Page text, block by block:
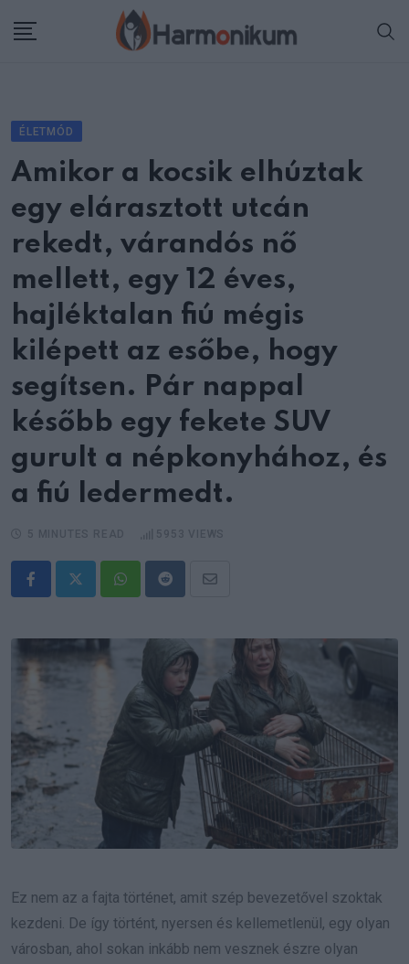
ÉLETMÓD
Amikor a kocsik elhúztak
egy elárasztott utcán
rekedt, várandós nő
mellett, egy 12 éves,
hajléktalan fiú mégis
kilépett az esőbe, hogy
segítsen. Pár nappal
később egy fekete SUV
gurult a népkonyhához, és
a fiú ledermedt.
WhatsappRedditShare
Email
Ez nem az a fajta történet, amit szép bevezetővel szoktak
kezdeni. De így történt, nyersen és kellemetlenül, egy olyan
városban, ahol sokan inkább nem vesznek észre olyan